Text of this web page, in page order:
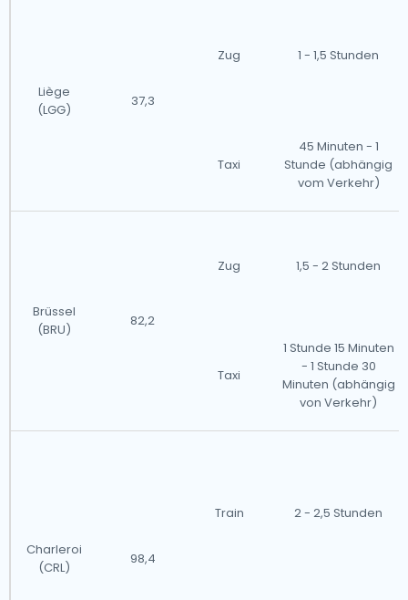
Liège
(LGG)
37,3
Zug 1 - 1,5 Stunden
Taxi
45 Minuten - 1
Stunde (abhängig
vom Verkehr)
Brüssel
(BRU)
82,2
Zug 1,5 - 2 Stunden
Taxi
1 Stunde 15 Minuten
- 1 Stunde 30
Minuten (abhängig
von Verkehr)
Charleroi
(CRL)
98,4
Train 2 - 2,5 Stunden